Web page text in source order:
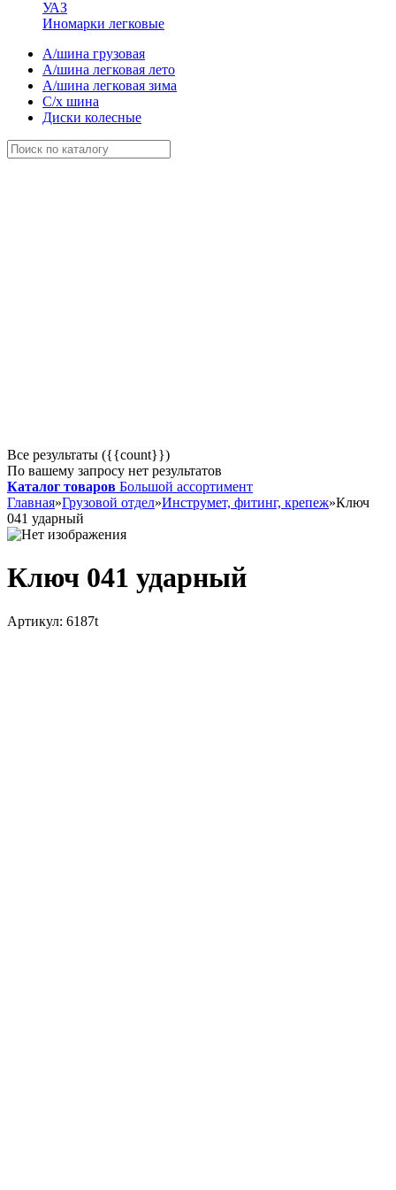
УАЗ
Иномарки легковые
А/шина грузовая
А/шина легковая лето
А/шина легковая зима
С/х шина
Диски колесные
Все результаты ({{count}})
По вашему запросу нет результатов
Каталог товаров Большой ассортимент
Главная»Грузовой отдел»Инструмет, фитинг, крепеж»Ключ
041 ударный
Ключ 041 ударный
Артикул: 6187t